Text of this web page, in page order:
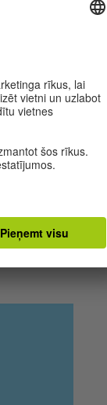
ciematā
lasītāju
kuras
dinamisks
baisajos
un
par
un
romānus